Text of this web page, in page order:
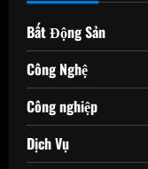
Bất Động Sản
Công Nghệ
Công nghiệp
Dịch Vụ